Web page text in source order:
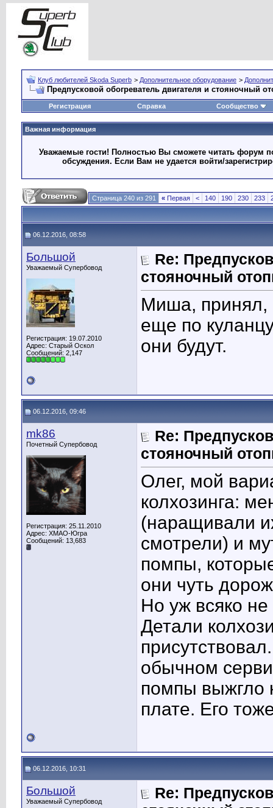
Клуб любителей Skoda Superb > Дополнительное оборудование >
Предпусковой обогреватель двигателя и стояночный
Регистрация Справка Сообщество
Важная информация
Уважаемые гости! Полностью Вы сможете читать форум
обсуждения. Если Вам не удается войти/
Страница 240 из 291 « Первая < 140 190 230 233
06.12.2016, 08:58
Большой
Уважаемый Супербовод
Регистрация: 19.07.2010
Адрес: Старый Оскол
Сообщений: 2,147
Re:
стояночный
Миша, принял,
еще по
они будут.
06.12.2016, 09:46
mk86
Почетный Супербовод
Регистрация: 25.11.2010
Адрес: ХМАО-Югра
Сообщений: 13,683
Re:
стояночный
Олег, мой
колхозинга:
(наращивали
смотрели) и
помпы,
они чуть
Но уж всяко
Детали
обычном
помпы выжгло
плате. Его
06.12.2016, 10:31
Большой
Уважаемый Супербовод
Re: